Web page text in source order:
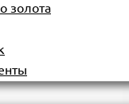
золота